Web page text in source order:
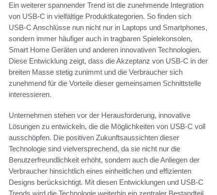
Ein weiterer spannender Trend ist die zunehmende Integration
von USB-C in vielfältige Produktkategorien. So finden sich
USB-C Anschlüsse nun nicht nur in Laptops und Smartphones,
sondern immer häufiger auch in tragbaren Spielekonsolen,
Smart Home Geräten und anderen innovativen Technologien.
Diese Entwicklung zeigt, dass die Akzeptanz von USB-C in der
breiten Masse stetig zunimmt und die Verbraucher sich
zunehmend für die Vorteile dieser gemeinsamen Schnittstelle
interessieren.
Unternehmen stehen vor der Herausforderung, innovative
Lösungen zu entwickeln, die die Möglichkeiten von USB-C voll
ausschöpfen. Die positiven Zukunftsaussichten dieser
Technologie sind vielversprechend, da sie nicht nur die
Benutzerfreundlichkeit erhöht, sondern auch die Anliegen der
Verbraucher hinsichtlich eines einheitlichen und effizienten
Designs berücksichtigt. Mit diesen Entwicklungen und USB-C
Trends wird die Technologie weiterhin ein zentraler Bestandteil